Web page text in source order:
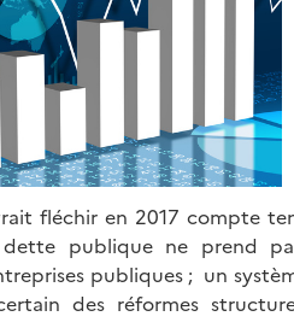
fléchir en 2017 compte
publique ne prend
publiques ; un
des réformes